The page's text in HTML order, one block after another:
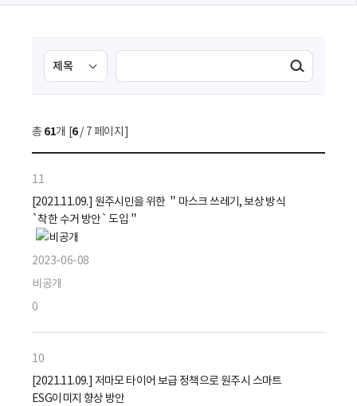
검
색
선
택
색
검색실행
총 61개 [6/ 7 페이지]
11
[2021.11.09.] 원주시민을 위한 ＂마스크 쓰레기, 보상 방식
`착한 수거 방안` 도입＂
2023-06-08
비공개
0
10
[2021.11.09.] 저마모 타이어 보급 정책으로 원주시 스마트
ESG이미지 향상 방안